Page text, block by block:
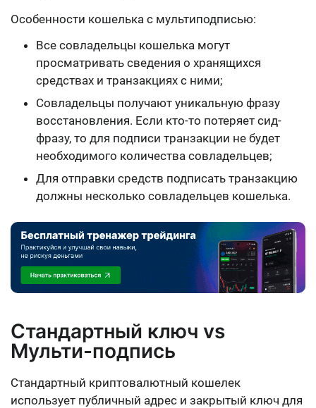
Особенности кошелька с мультиподписью:
Все совладельцы кошелька могут
просматривать сведения о хранящихся
средствах и транзакциях с ними;
Совладельцы получают уникальную фразу
восстановления. Если кто-то потеряет сид-
фразу, то для подписи транзакции не будет
необходимого количества совладельцев;
Для отправки средств подписать транзакцию
должны несколько совладельцев кошелька.
Стандартный ключ vs
Мульти-подпись
Стандартный криптовалютный кошелек
использует публичный адрес и закрытый ключ для